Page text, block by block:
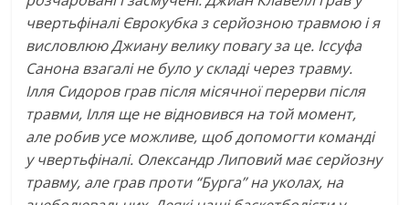
чвертьфіналі Єврокубка з серйозною травмою і я
висловлюю Джиану велику повагу за це. Іссуфа
Санона взагалі не було у складі через травму.
Ілля Сидоров грав після місячної перерви після
травми, Ілля ще не відновився на той момент,
але робив усе можливе, щоб допомогти команді
у чвертьфіналі. Олександр Липовий має серйозну
травму, але грав проти “Бурга” на уколах, на